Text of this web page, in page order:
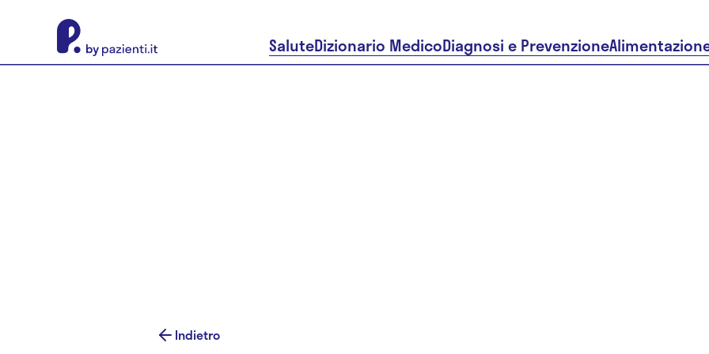
SaluteDizionario MedicoDiagnosi e Prevenzione
Indietro